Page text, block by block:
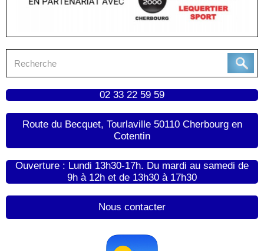
02 33 22 59 59
Route du Becquet, Tourlaville 50110 Cherbourg en
Cotentin
Ouverture : Lundi 13h30-17h. Du mardi au samedi de
9h à 12h et de 13h30 à 17h30
Nous contacter